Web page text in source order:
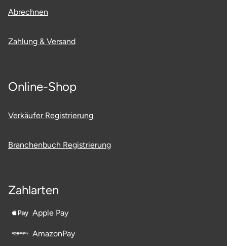
Abrechnen
Zahlung & Versand
Online-Shop
Verkäufer Registrierung
Branchenbuch Registrierung
Zahlarten
Apple Pay
AmazonPay